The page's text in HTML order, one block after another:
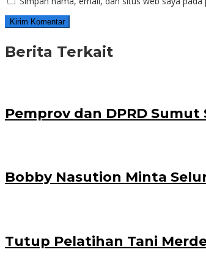
Berita Terkait
Pemprov dan DPRD
Bobby Nasution Minta
Tutup Pelatihan Tani